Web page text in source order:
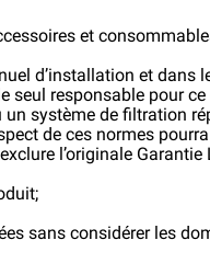
et
d’installation et dans
seul responsable pour
un système de filtration
de ces normes pourra
l’originale Garantie
sans considérer les